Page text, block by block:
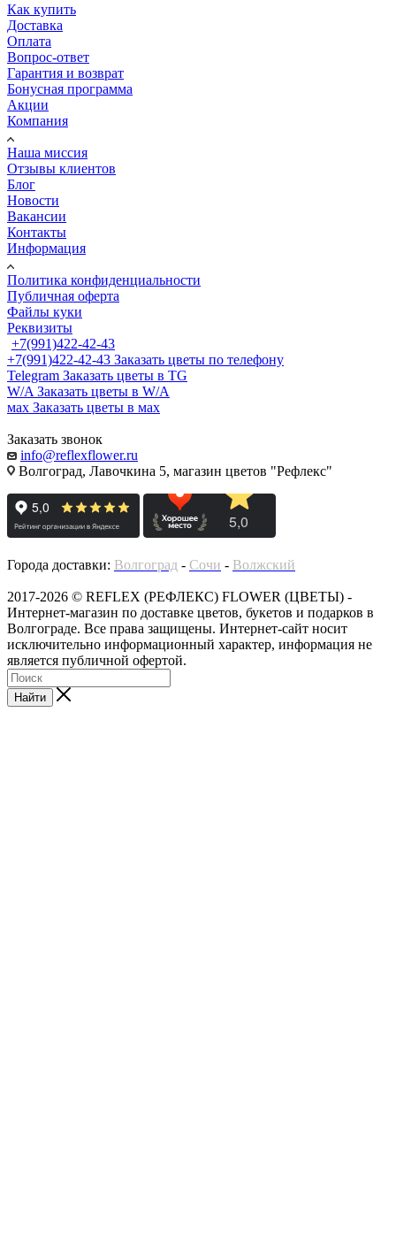
Как купить
Доставка
Оплата
Вопрос-ответ
Гарантия и возврат
Бонусная программа
Акции
Компания
Наша миссия
Отзывы клиентов
Блог
Новости
Вакансии
Контакты
Информация
Политика конфиденциальности
Публичная оферта
Файлы куки
Реквизиты
+7(991)422-42-43
+7(991)422-42-43 Заказать цветы по телефону
Telegram Заказать цветы в TG
W/A Заказать цветы в W/A
мах Заказать цветы в мах
Заказать звонок
info@reflexflower.ru
Волгоград, Лавочкина 5, магазин цветов "Рефлекс"
Города доставки: Волгоград - Сочи - Волжский
2017-2026 © REFLEX (РЕФЛЕКС) FLOWER (ЦВЕТЫ) -
Интернет-магазин по доставке цветов, букетов и подарков в
Волгограде. Все права защищены. Интернет-сайт носит
исключительно информационный характер, информация не
является публичной офертой.
Найти